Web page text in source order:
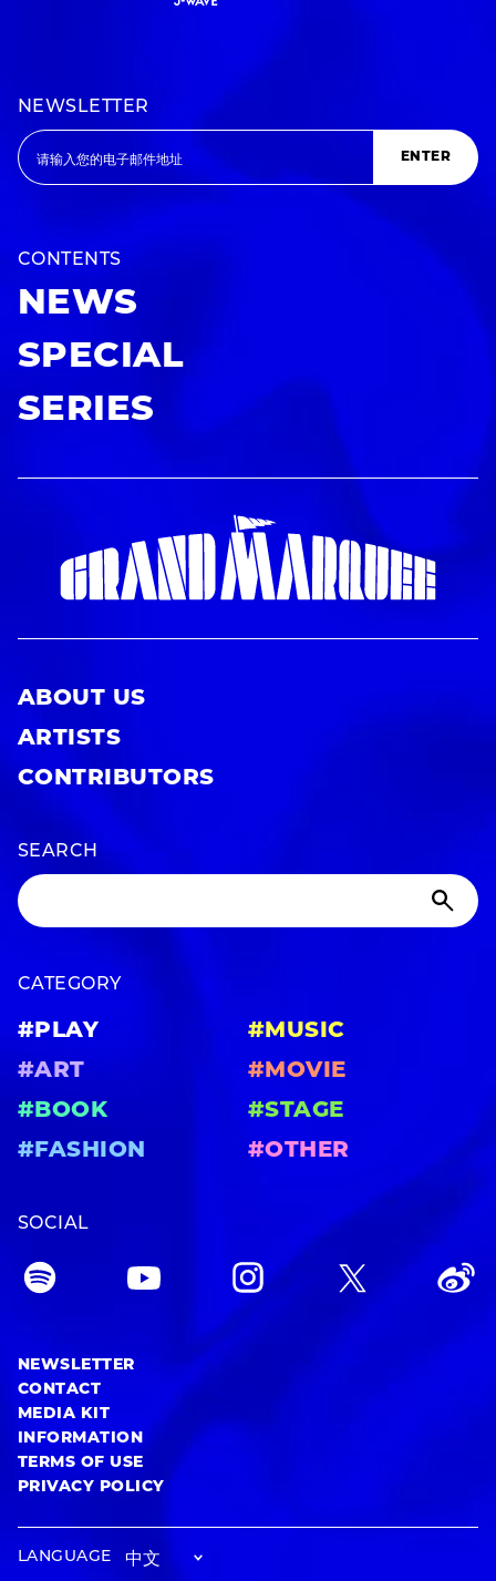
NEWSLETTER
ENTER
CONTENTS
NEWS
SPECIAL
SERIES
ABOUT US
ARTISTS
CONTRIBUTORS
SEARCH
CATEGORY
#PLAY
#MUSIC
#ART
#MOVIE
#BOOK
#STAGE
#FASHION
#OTHER
SOCIAL
NEWSLETTER
CONTACT
MEDIA KIT
INFORMATION
TERMS OF USE
PRIVACY POLICY
LANGUAGE